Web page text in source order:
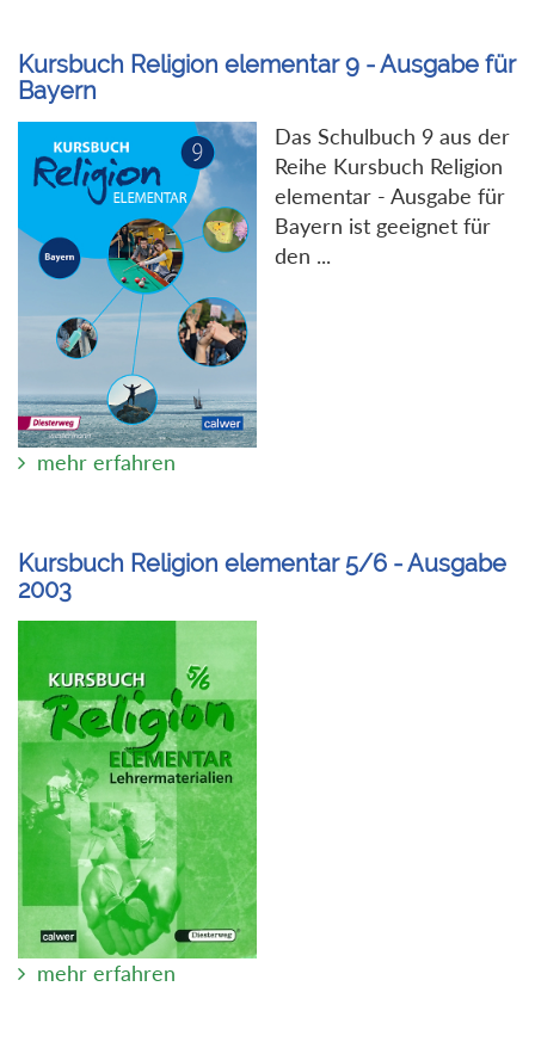
Kursbuch Religion elementar 9 - Ausgabe für
Bayern
Das Schulbuch 9 aus der
Reihe Kursbuch Religion
elementar - Ausgabe für
Bayern ist geeignet für
den ...
mehr erfahren
Kursbuch Religion elementar 5/6 - Ausgabe
2003
mehr erfahren